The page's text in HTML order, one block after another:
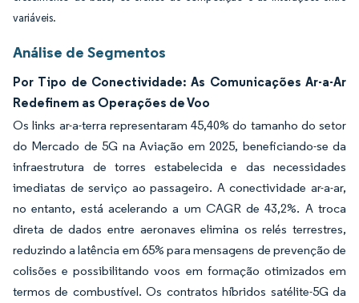
variáveis.
Análise de Segmentos
Por Tipo de Conectividade: As Comunicações Ar-a-Ar
Redefinem as Operações de Voo
Os links ar-a-terra representaram 45,40% do tamanho do setor
do Mercado de 5G na Aviação em 2025, beneficiando-se da
infraestrutura de torres estabelecida e das necessidades
imediatas de serviço ao passageiro. A conectividade ar-a-ar,
no entanto, está acelerando a um CAGR de 43,2%. A troca
direta de dados entre aeronaves elimina os relés terrestres,
reduzindo a latência em 65% para mensagens de prevenção de
colisões e possibilitando voos em formação otimizados em
termos de combustível. Os contratos híbridos satélite-5G da